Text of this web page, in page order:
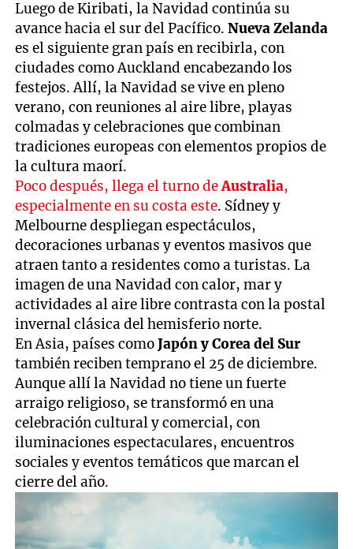
Luego de Kiribati, la Navidad continúa su
avance hacia el sur del Pacífico.Nueva Zelanda
es el siguiente gran país en recibirla, con
ciudades como Auckland encabezando los
festejos. Allí, la Navidad se vive en pleno
verano, con reuniones al aire libre, playas
colmadas y celebraciones que combinan
tradiciones europeas con elementos propios de
la cultura maorí.
Poco después, llega el turno deAustralia,
especialmente en su costa este. Sídney y
Melbourne despliegan espectáculos,
decoraciones urbanas y eventos masivos que
atraen tanto a residentes como a turistas. La
imagen de una Navidad con calor, mar y
actividades al aire libre contrasta con la postal
invernal clásica del hemisferio norte.
En Asia, países comoJapón y Corea del Sur
también reciben temprano el 25 de diciembre.
Aunque allí la Navidad no tiene un fuerte
arraigo religioso, se transformó en una
celebración cultural y comercial, con
iluminaciones espectaculares, encuentros
sociales y eventos temáticos que marcan el
cierre del año.